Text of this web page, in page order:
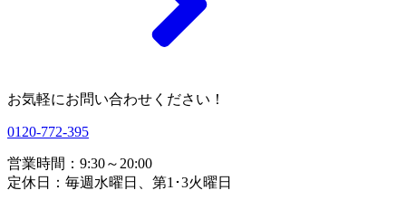
お気軽にお問い合わせください！
0120-772-395
営業時間：9:30～20:00
定休日：毎週水曜日、第1･3火曜日